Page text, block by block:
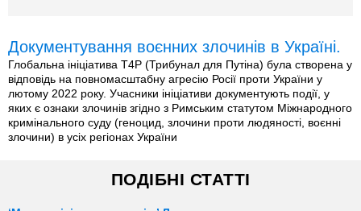
Документування воєнних злочинів в Україні.
Глобальна ініціатива T4P (Трибунал для Путіна) була створена у
відповідь на повномасштабну агресію Росії проти України у
лютому 2022 року. Учасники ініціативи документують події, у
яких є ознаки злочинів згідно з Римським статутом Міжнародного
кримінального суду (геноцид, злочини проти людяності, воєнні
злочини) в усіх регіонах України
ПОДІБНІ СТАТТІ